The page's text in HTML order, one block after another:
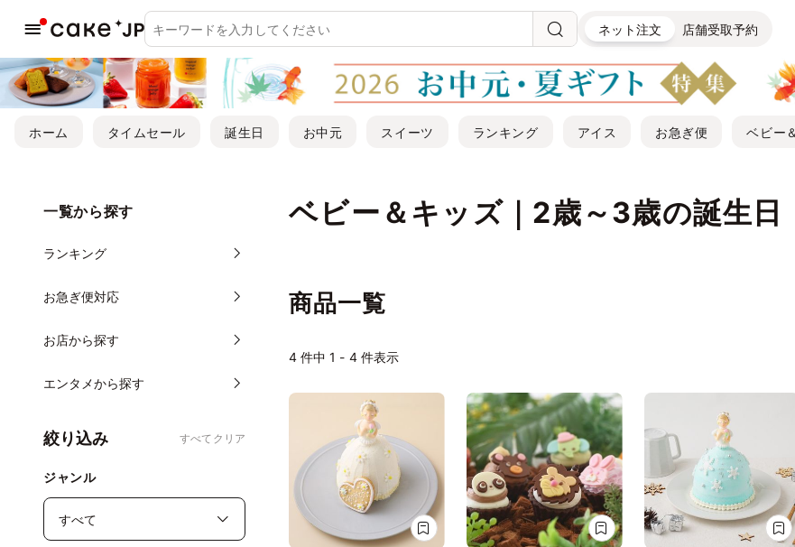
ネット注文 店舗受取予約
ホーム タイムセール 誕生日 お中元 スイーツ ランキング アイス お急ぎ便 ベビー
ベビー＆キッズ｜2歳～3歳の誕生日
一覧から探す
ランキング
お急ぎ便対応
お店から探す
エンタメから探す
絞り込み すべてクリア
ジャンル
商品一覧
4 件中 1 - 4 件表示